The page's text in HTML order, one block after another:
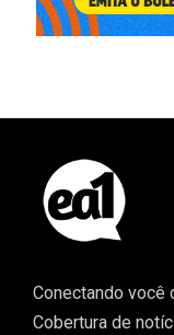
Conectando você
Cobertura de